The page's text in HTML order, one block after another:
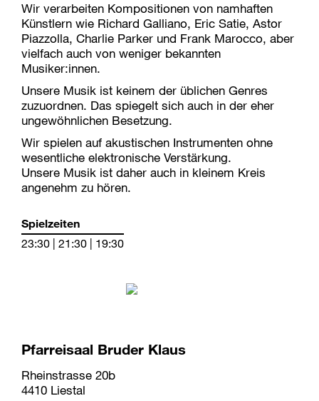
Wir verarbeiten Kompositionen von namhaften
Künstlern wie Richard Galliano, Eric Satie, Astor
Piazzolla, Charlie Parker und Frank Marocco, aber
vielfach auch von weniger bekannten
Musiker:innen.
Unsere Musik ist keinem der üblichen Genres
zuzuordnen. Das spiegelt sich auch in der eher
ungewöhnlichen Besetzung.
Wir spielen auf akustischen Instrumenten ohne
wesentliche elektronische Verstärkung.
Unsere Musik ist daher auch in kleinem Kreis
angenehm zu hören.
Spielzeiten
23:30 | 21:30 | 19:30
Pfarreisaal Bruder Klaus
Rheinstrasse 20b
4410 Liestal